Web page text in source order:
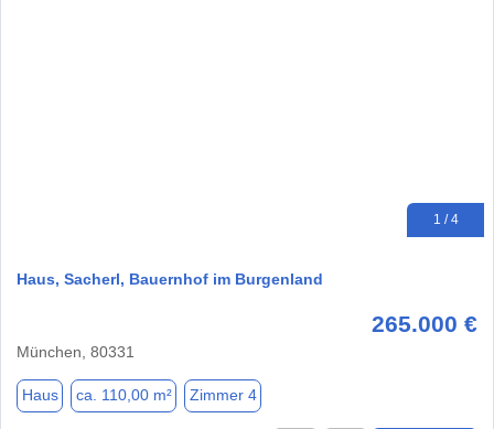
1 / 4
Haus, Sacherl, Bauernhof im Burgenland
265.000 €
München, 80331
Haus ca. 110,00 m² Zimmer 4